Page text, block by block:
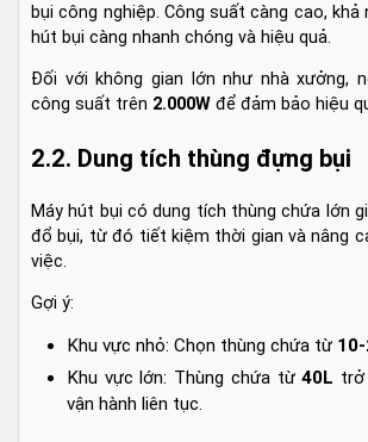
bụi công nghiệp. Công suất càng cao, khả
hút bụi càng nhanh chóng và hiệu quả.
Đối với không gian lớn như nhà xưởng,
công suất trên 2.000W để đảm bảo hiệu
2.2. Dung tích thùng đựng bụi
Máy hút bụi có dung tích thùng chứa lớn
đổ bụi, từ đó tiết kiệm thời gian và nâng
việc.
Gợi ý:
Khu vực nhỏ: Chọn thùng chứa từ
Khu vực lớn: Thùng chứa từ40L trở
vận hành liên tục.